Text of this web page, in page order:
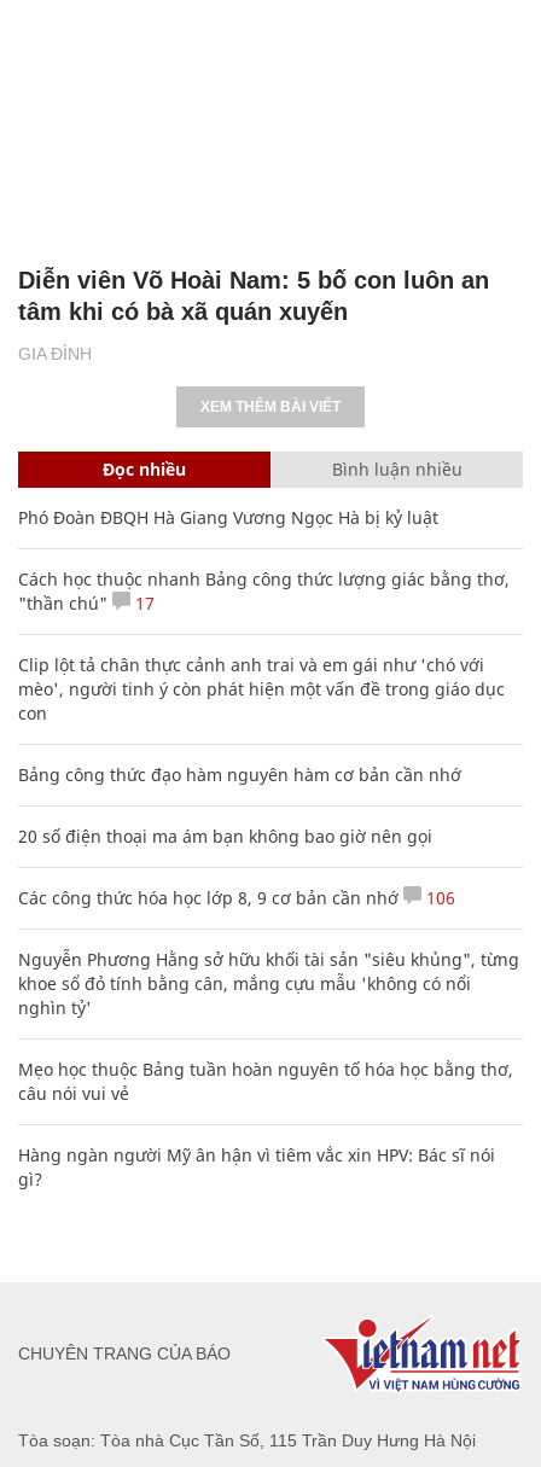
GIA ĐÌNH
Diễn viên Võ Hoài Nam: 5 bố con luôn an
tâm khi có bà xã quán xuyến
XEM THÊM BÀI VIẾT
Đọc nhiều Bình luận nhiều
Phó Đoàn ĐBQH Hà Giang Vương Ngọc Hà bị kỷ luật
Cách học thuộc nhanh Bảng công thức lượng giác bằng thơ,
"thần chú"
17
Clip lột tả chân thực cảnh anh trai và em gái như 'chó với
mèo', người tinh ý còn phát hiện một vấn đề trong giáo dục
con
Bảng công thức đạo hàm nguyên hàm cơ bản cần nhớ
20 số điện thoại ma ám bạn không bao giờ nên gọi
Các công thức hóa học lớp 8, 9 cơ bản cần nhớ 106
Nguyễn Phương Hằng sở hữu khối tài sản "siêu khủng", từng
khoe sổ đỏ tính bằng cân, mắng cựu mẫu 'không có nổi
nghìn tỷ'
Mẹo học thuộc Bảng tuần hoàn nguyên tố hóa học bằng thơ,
câu nói vui vẻ
Hàng ngàn người Mỹ ân hận vì tiêm vắc xin HPV: Bác sĩ nói
gì?
Tòa soạn: Tòa nhà Cục Tần Số, 115 Trần Duy Hưng Hà Nội
CHUYÊN TRANG CỦA BÁO